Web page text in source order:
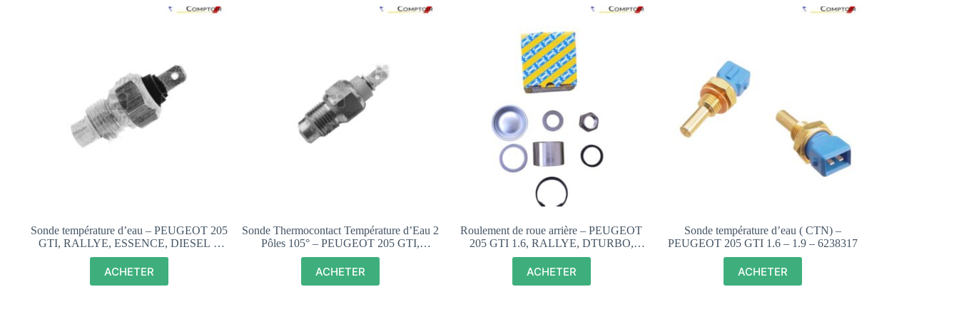
Sonde température d’eau – PEUGEOT 205
GTI, RALLYE, ESSENCE, DIESEL –
137672
ACHETER
Sonde Thermocontact Température d’Eau 2
Pôles 105° – PEUGEOT 205 GTI,
RALLYE – 024243
ACHETER
Roulement de roue arrière – PEUGEOT
205 GTI 1.6, RALLYE, DTURBO,
DIESEL – R159.19
ACHETER
Sonde température d’eau ( CTN) –
PEUGEOT 205 GTI 1.6 – 1.9 – 6238317
ACHETER